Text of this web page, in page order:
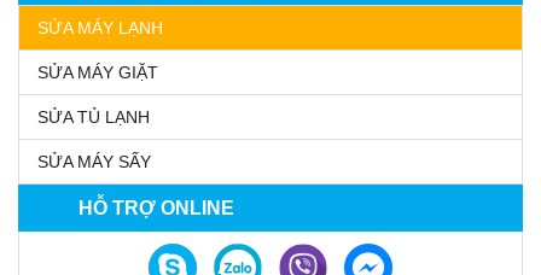
SỬA MÁY LẠNH
SỬA MÁY GIẶT
SỬA TỦ LẠNH
SỬA MÁY SẤY
HỖ TRỢ ONLINE